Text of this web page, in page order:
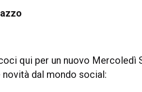
qui per un nuovo Mercoledì
novità dal mondo social: